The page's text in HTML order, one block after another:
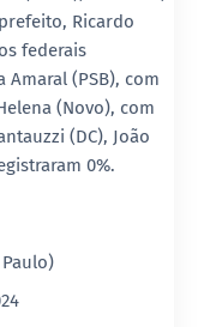
Ricardo
federais
Amaral (PSB), com
(Novo), com
(DC), João
0%.